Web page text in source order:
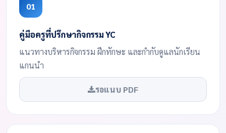
01
คู่มือครูที่ปรึกษากิจกรรม YC
แนวทางบริหารกิจกรรม ฝึกทักษะ และกำกับดูแลนักเรียน
แกนนำ
รอแนบ PDF